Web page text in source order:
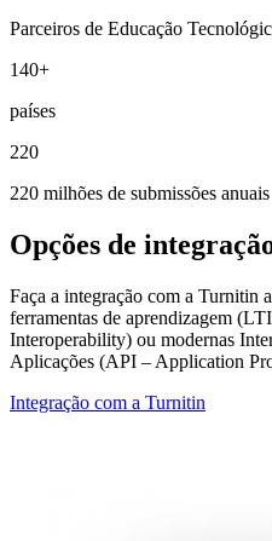
Parceiros de Educação
140+
países
220
220 milhões de submissões anuais
Opções de
Faça a integração com a Turnitin
ferramentas de aprendizagem
Interoperability) ou modernas
Aplicações (API – Application
Integração com a Turnitin